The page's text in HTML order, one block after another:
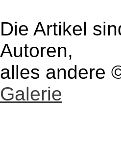
Die Artikel
Autoren,
alles andere
Galerie